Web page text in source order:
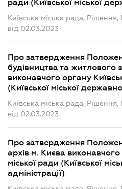
ради (Київської міської
Київська міська рада,
від 02.03.2023
Про затвердження
будівництва та житлового
виконавчого органу
(Київської міської
Київська міська рада,
від 02.03.2023
Про затвердження
архів м. Києва виконавчого
міської ради (Київської
адміністрації)